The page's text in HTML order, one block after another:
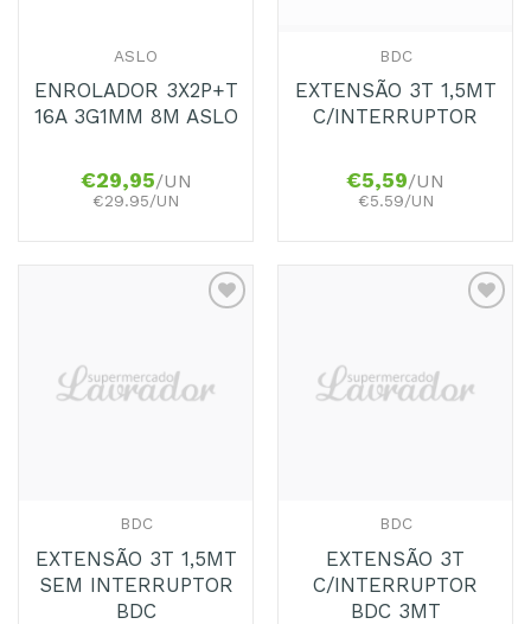
ASLO
ENROLADOR 3X2P+T
16A 3G1MM 8M ASLO
€29,95/UN
€29.95/UN
BDC
EXTENSÃO 3T 1,5MT
C/INTERRUPTOR
€5,59/UN
€5.59/UN
Favoritos
BDC
EXTENSÃO 3T 1,5MT
SEM INTERRUPTOR
BDC
Favoritos
BDC
EXTENSÃO 3T
C/INTERRUPTOR
BDC 3MT